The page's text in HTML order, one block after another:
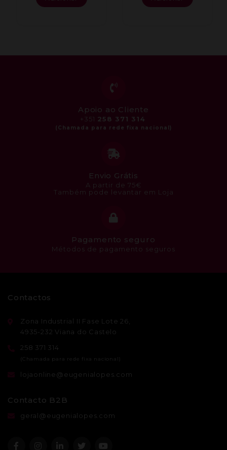
Apoio ao Cliente
+351 258 371 314
Envio Grátis
A partir de 75€
Também pode levantar em Loja
Pagamento seguro
Métodos de pagamento seguros
Contactos
Zona Industrial II Fase Lote 26,
4935-232 Viana do Castelo
258 371 314
lojaonline@eugenialopes.com
Contacto B2B
geral@eugenialopes.com